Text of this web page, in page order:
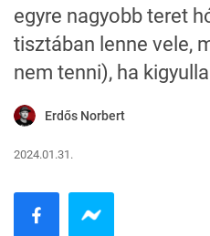
egyre nagyobb teret
tisztában lenne vele,
nem tenni), ha
Erdős Norbert
2024.01.31.